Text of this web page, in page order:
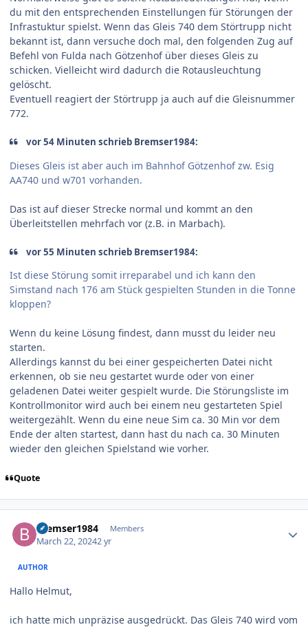
du mit den entsprechenden Einstellungen für Störungen der
Infrastuktur spielst. Wenn das Gleis 740 dem Störtrupp nicht
bekannt ist, dann versuche doch mal, den folgenden Zug auf
Befehl von Fulda nach Götzenhof über dieses Gleis zu
schicken. Vielleicht wird dadurch die Rotausleuchtung
gelöscht.
Eventuell reagiert der Störtrupp ja auch auf die Gleisnummer
772.
vor 54 Minuten schrieb Bremser1984:
Dieses Gleis ist aber auch im Bahnhof Götzenhof zw. Esig
AA740 und w701 vorhanden.
Das ist auf dieser Strecke normal und kommt an den
Überleitstellen mehrfach vor (z.B. in Marbach).
vor 55 Minuten schrieb Bremser1984:
Ist diese Störung somit irreparabel und ich kann den
Simstand nach 176 am Stück gespielten Stunden in die Tonne
kloppen?
Wenn du keine Lösung findest, dann musst du leider neu
starten.
Allerdings kannst du bei einer gespeicherten Datei nicht
erkennen, ob sie neu gestartet wurde oder von einer
geladenen Datei weiter gespielt wurde. Die Störungsliste im
Kontrollmonitor wird auch bei einem neu gestarteten Spiel
weitergezählt. Wenn du eine neue Sim ca. 30 Min vor dem
Ende der alten startest, dann hast du nach ca. 30 Minuten
wieder den gleichen Spielstand wie vorher.
Quote
Bremser1984 Members
March 22, 20242 yr
AUTHOR
Hallo Helmut,
ich hatte mich unpräzise ausgedrückt. Das Gleis 740 wird vom